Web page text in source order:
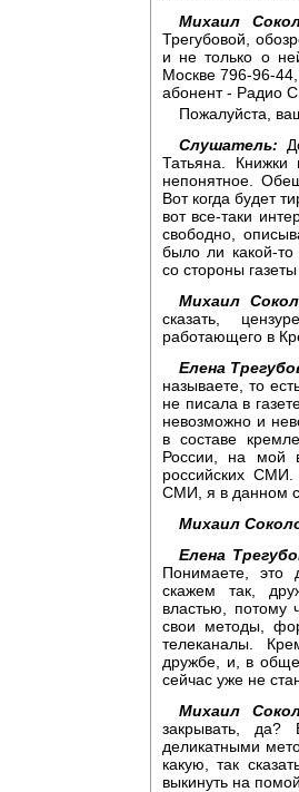
Михаил
Трегубовой,
и не только о
Москве 796-96-
абонент - Радио
Пожалуйста,
Слушатель:
Татьяна.
непонятное.
Вот когда будет
вот все-таки
свободно,
было ли какой-то
со стороны
Михаил
сказать,
работающего в
Елена
называете, то
не писала в
невозможно и
в составе
России, на мой
российских
СМИ, я в данном
Михаил
Елена
Понимаете, это
скажем так,
властью, потому
свои методы,
телеканалы.
дружбе, и, в
сейчас уже не
Михаил
закрывать, да?
деликатными
какую, так
выкинуть на